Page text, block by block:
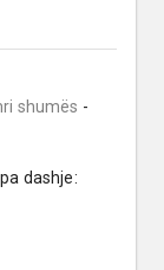
shumës -